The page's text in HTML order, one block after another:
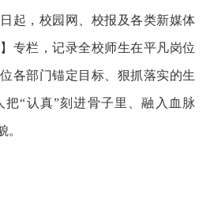
起，校园网、校报及各类新媒体
专栏，记录全校师生在平凡岗位
各部门锚定目标、狠抓落实的生
“认真”刻进骨子里、融入血脉
。